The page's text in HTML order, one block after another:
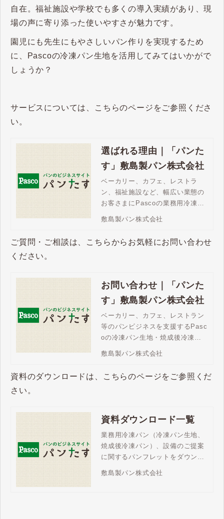
自在。福祉施設や学校でも多くの導入実績があり、現
場の声に寄り添った使いやすさが魅力です。
園児にも先生にもやさしいパン作りを実現するため
に、Pascoの冷凍パン生地を活用してみてはいかがで
しょうか？
サービスについては、こちらのページをご参照くださ
い。
選ばれる理由｜「パンた
す」敷島製パン株式会社
ベーカリー、カフェ、レストラ
ン、福祉施設など、幅広い業態の
お客さまにPascoの業務用冷凍パ
ンが選ばれています。バラエティ
適です。
敷島製パン株式会社
ご質問・ご相談は、こちらからお気軽にお問い合わせ
ください。
お問い合わせ｜「パンた
す」敷島製パン株式会社
ベーカリー、カフェ、レストラン
等のパンビジネスを支援するPasc
oの冷凍パン生地・焼成後冷凍パ
ン。「パンたす」は、豊富な商品
明な点はお問い合わせください。
敷島製パン株式会社
資料のダウンロードは、こちらのページをご参照くだ
さい。
資料ダウンロード一覧
業務用冷凍パン（冷凍パン生地、
焼成後冷凍パン）、設備のご提案
に関するパンフレットをダウンロ
ードいただけます。商品ラインア
敷島製パン株式会社